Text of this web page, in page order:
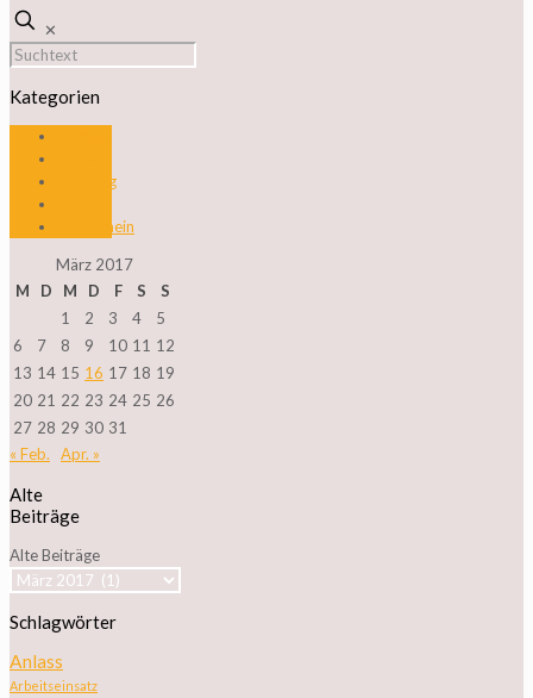
✕
Kategorien
Rebberg
ZAllgemein
März 2017
M
D M D F S
S
1
2 3 4
5
6
7 8 9 10 11 12
13 14 15 16 17 18 19
20 21 22 23 24 25 26
27 28 29 30 31
« Feb.
Apr. »
Alte
Beiträge
Alte Beiträge
Schlagwörter
Anlass
Arbeitseinsatz